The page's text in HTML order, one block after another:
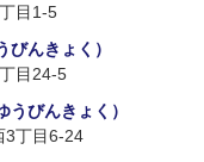
目1-5
んきょく）
目24-5
びんきょく）
3丁目6-24